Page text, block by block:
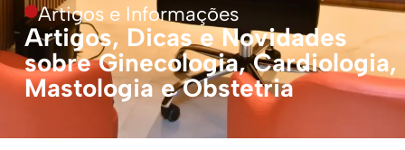
Artigos e Informações
Artigos, Dicas e Novidades
sobre Ginecologia, Cardiologia,
Mastologia e Obstetria